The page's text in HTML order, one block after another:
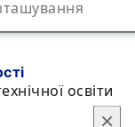
×
освіти
×